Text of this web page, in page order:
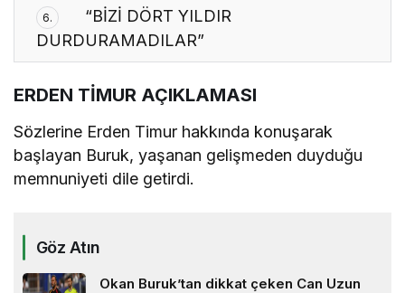
6.
“BİZİ DÖRT YILDIR
DURDURAMADILAR”
ERDEN TİMUR AÇIKLAMASI
Sözlerine Erden Timur hakkında konuşarak
başlayan Buruk, yaşanan gelişmeden duyduğu
memnuniyeti dile getirdi.
Göz Atın
Okan Buruk’tan dikkat çeken Can Uzun